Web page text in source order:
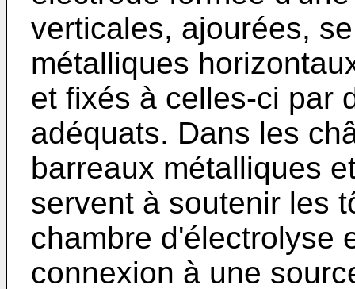
verticales, ajourées,
métalliques
et fixés à celles-ci par
adéquats. Dans les
barreaux métalliques
servent à soutenir les
chambre d'électrolyse
connexion à une